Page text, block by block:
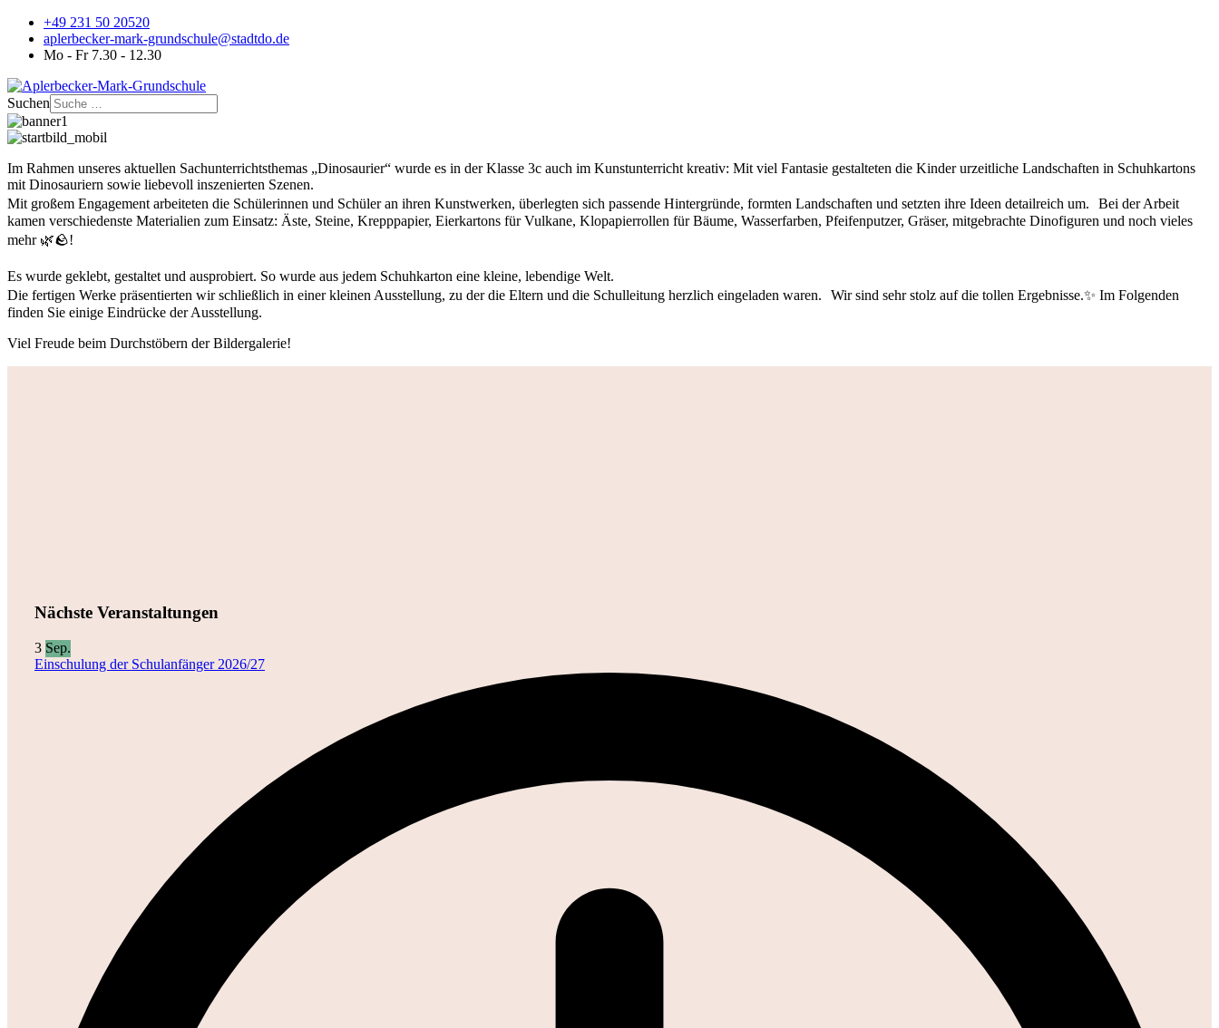
+49 231 50 20520
aplerbecker-mark-grundschule@stadtdo.de
Mo - Fr 7.30 - 12.30
Suchen
Im Rahmen unseres aktuellen Sachunterrichtsthemas „Dinosaurier“ wurde es in der Klasse 3c auch im Kunstunterricht kreativ: Mit viel Fantasie gestalteten die Kinder urzeitliche Landschaften in Schuhkartons
mit Dinosauriern sowie liebevoll inszenierten Szenen.
Mit großem Engagement arbeiteten die Schülerinnen und Schüler an ihren Kunstwerken, überlegten sich passende Hintergründe, formten Landschaften und setzten ihre Ideen detailreich um. Bei der Arbeit
kamen verschiedenste Materialien zum Einsatz: Äste, Steine, Krepppapier, Eierkartons für Vulkane, Klopapierrollen für Bäume, Wasserfarben, Pfeifenputzer, Gräser, mitgebrachte Dinofiguren und noch vieles
mehr 🌿🪨!
Es wurde geklebt, gestaltet und ausprobiert. So wurde aus jedem Schuhkarton eine kleine, lebendige Welt.
Die fertigen Werke präsentierten wir schließlich in einer kleinen Ausstellung, zu der die Eltern und die Schulleitung herzlich eingeladen waren. Wir sind sehr stolz auf die tollen Ergebnisse.✨ Im Folgenden
finden Sie einige Eindrücke der Ausstellung.
Viel Freude beim Durchstöbern der Bildergalerie!
Nächste Veranstaltungen
3 Sep.
Einschulung der Schulanfänger 2026/27